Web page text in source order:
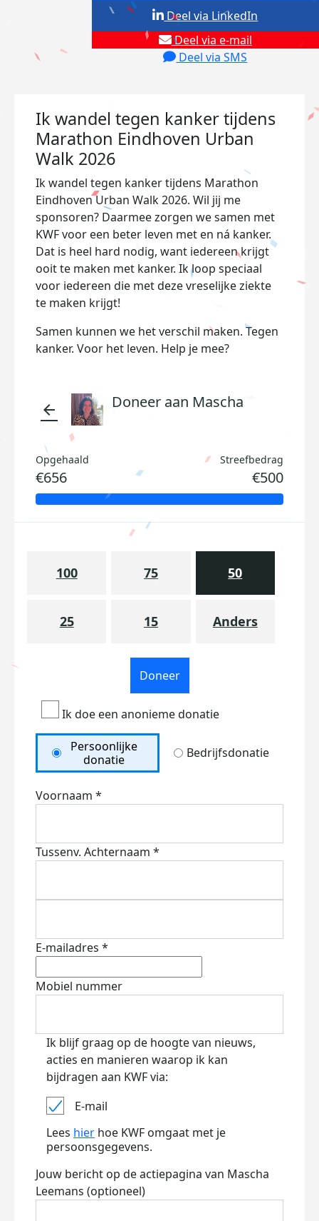
Deel via e-mail
Deel via SMS
Deel via LinkedIn
Ik wandel tegen kanker tijdens
Marathon Eindhoven Urban
Walk 2026
Ik wandel tegen kanker tijdens Marathon
Eindhoven Urban Walk 2026. Wil jij me
sponsoren? Daarmee zorgen we samen met
KWF voor een beter leven met en ná kanker.
Dat is heel hard nodig, want iedereen krijgt
ooit te maken met kanker. Ik loop speciaal
voor iedereen die met deze vreselijke ziekte
te maken krijgt!
Samen kunnen we het verschil maken. Tegen
kanker. Voor het leven. Help je mee?
arrow_back Doneer aan Mascha
Opgehaald
€656
Streefbedrag
€500
100 75 50
25 15 Anders
Doneer
Ik doe een anonieme donatie
Persoonlijke
donatie
Bedrijfsdonatie
Voornaam *
Tussenv. Achternaam *
E-mailadres *
Mobiel nummer
Ik blijf graag op de hoogte van nieuws,
acties en manieren waarop ik kan
bijdragen aan KWF via:
E-mail
Lees hier hoe KWF omgaat met je
persoonsgegevens.
Jouw bericht op de actiepagina van Mascha
Leemans (optioneel)